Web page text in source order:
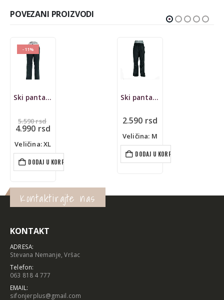
POVEZANI PROIZVODI
-11%
Ski pantalone Head
5.590rsd
cena
bila:
5.590 rsd.
4.990 rsd
je:
4.990 rsd.
Veličina: XL
DODAJ U KORPU
Ski pantalone V3Tec
2.590 rsd
Veličina: M
DODAJ U KORPU
Kontaktirajte nas
KONTAKT
ADRESA:
Stevana Nemanje, Vršac
Telefon:
063 818 4 777
EMAIL:
sifonjerplus@gmail.com